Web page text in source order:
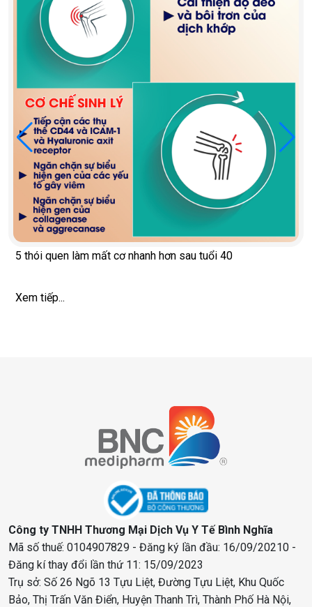
5 thói quen làm mất cơ nhanh hơn sau tuổi 40
Xem tiếp...
Công ty TNHH Thương Mại Dịch Vụ Y Tế Bình Nghĩa
Mã số thuế: 0104907829 - Đăng ký lần đầu: 16/09/20210 -
Đăng kí thay đổi lần thứ 11: 15/09/2023
Trụ sở: Số 26 Ngõ 13 Tựu Liệt, Đường Tựu Liệt, Khu Quốc
Bảo, Thị Trấn Văn Điển, Huyện Thanh Trì, Thành Phố Hà Nội,